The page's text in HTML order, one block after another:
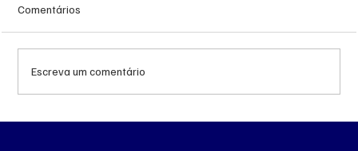
Comentários
Escreva um comentário